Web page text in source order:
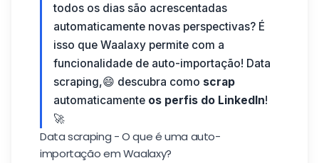
todos os dias são acrescentadas
automaticamente novas perspectivas? É
isso que Waalaxy permite com a
funcionalidade de auto-importação! Data
scraping,😄 descubra como scrap
automaticamente os perfis do LinkedIn!
🚀
Data scraping - O que é uma auto-
importação em Waalaxy?